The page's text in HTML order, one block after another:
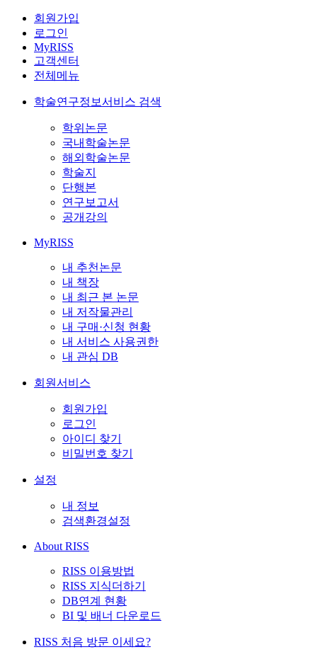
회원가입
로그인
MyRISS
고객센터
전체메뉴
학술연구정보서비스 검색
학위논문
국내학술논문
해외학술논문
학술지
단행본
연구보고서
공개강의
MyRISS
내 추천논문
내 책장
내 최근 본 논문
내 저작물관리
내 구매·신청 현황
내 서비스 사용권한
내 관심 DB
회원서비스
회원가입
로그인
아이디 찾기
비밀번호 찾기
설정
내 정보
검색환경설정
About RISS
RISS 이용방법
RISS 지식더하기
DB연계 현황
BI 및 배너 다운로드
RISS 처음 방문 이세요?